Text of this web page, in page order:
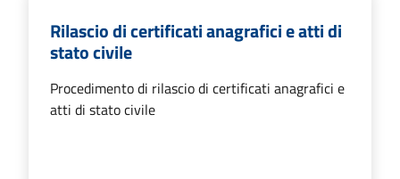
Rilascio di certificati anagrafici e atti di
stato civile
Procedimento di rilascio di certificati anagrafici e
atti di stato civile